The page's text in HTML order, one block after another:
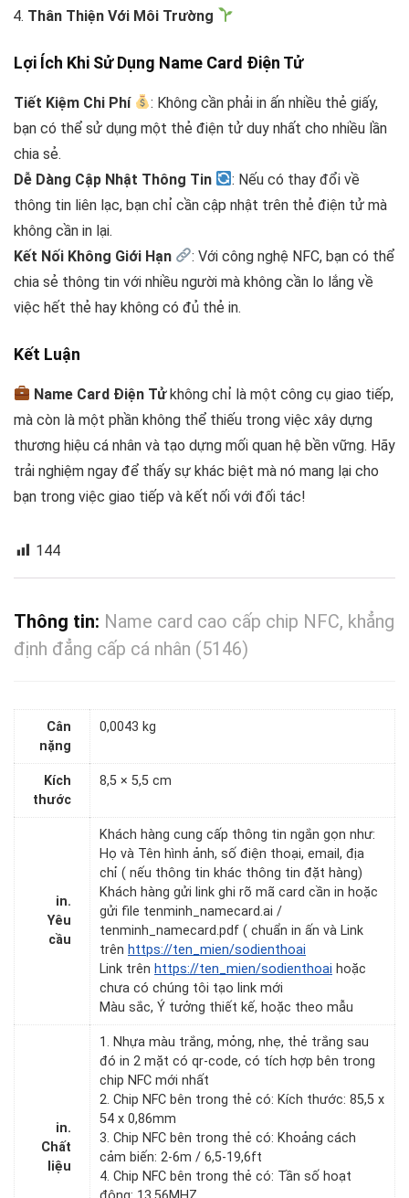
Thân Thiện Với Môi Trường
Lợi Ích Khi Sử Dụng Name Card Điện Tử
Tiết Kiệm Chi Phí
: Không cần phải in ấn nhiều thẻ giấy,
bạn có thể sử dụng một thẻ điện tử duy nhất cho nhiều lần
chia sẻ.
Dễ Dàng Cập Nhật Thông Tin
: Nếu có thay đổi về
thông tin liên lạc, bạn chỉ cần cập nhật trên thẻ điện tử mà
không cần in lại.
Kết Nối Không Giới Hạn
: Với công nghệ NFC, bạn có thể
chia sẻ thông tin với nhiều người mà không cần lo lắng về
việc hết thẻ hay không có đủ thẻ in.
Kết Luận
Name Card Điện Tửkhông chỉ là một công cụ giao tiếp,
mà còn là một phần không thể thiếu trong việc xây dựng
thương hiệu cá nhân và tạo dựng mối quan hệ bền vững. Hãy
trải nghiệm ngay để thấy sự khác biệt mà nó mang lại cho
bạn trong việc giao tiếp và kết nối với đối tác!
144
Thông tin: Name card cao cấp chip NFC, khẳng
định đẳng cấp cá nhân (5146)
Cân
nặng
0,0043 kg
Kích
thước
8,5 × 5,5 cm
in.
Yêu
cầu
Khách hàng cung cấp thông tin ngắn gọn như:
Họ và Tên hình ảnh, số điện thoại, email, địa
chỉ ( nếu thông tin khác thông tin đặt hàng)
Khách hàng gửi link ghi rõ mã card cần in hoặc
gửi file tenminh_namecard.ai /
tenminh_namecard.pdf ( chuẩn in ấn và Link
trên https://ten_mien/sodienthoai
Link trên https://ten_mien/sodienthoai hoặc
chưa có chúng tôi tạo link mới
Màu sắc, Ý tưởng thiết kế, hoặc theo mẫu
in.
Chất
liệu
1. Nhựa màu trắng, mỏng, nhẹ, thẻ trắng sau
đó in 2 mặt có qr-code, có tích hợp bên trong
chip NFC mới nhất
2. Chip NFC bên trong thẻ có: Kích thước: 85,5 x
54 x 0,86mm
3. Chip NFC bên trong thẻ có: Khoảng cách
cảm biến: 2-6m / 6,5-19,6ft
4. Chip NFC bên trong thẻ có: Tần số hoạt